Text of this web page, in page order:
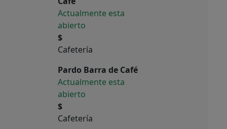
Actualmente esta
abierto
$
Cafetería
Pardo Barra de Café
Actualmente esta
abierto
$
Cafetería